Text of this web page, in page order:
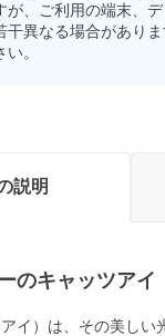
が、ご利用の端末、
干異なる場合があり
い。
説明
のキャッツア
イ）は、その美しい